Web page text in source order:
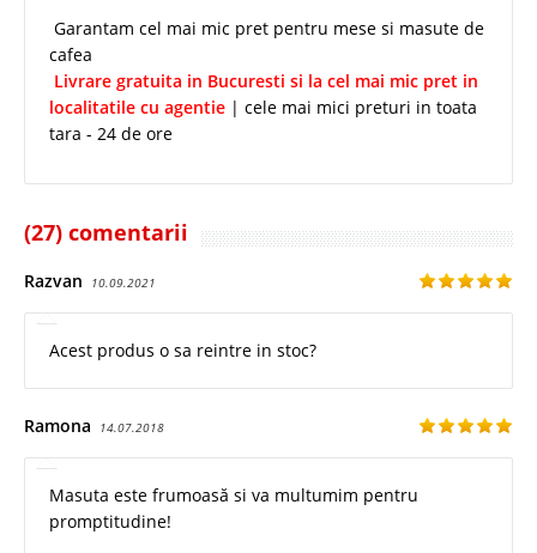
Garantam cel mai mic pret pentru mese si masute de
cafea
Livrare gratuita in Bucuresti si la cel mai mic pret in
localitatile cu agentie | cele mai mici preturi in toata
tara - 24 de ore
(27) comentarii
Razvan 10.09.2021
Acest produs o sa reintre in stoc?
Ramona 14.07.2018
Masuta este frumoasă si va multumim pentru
promptitudine!